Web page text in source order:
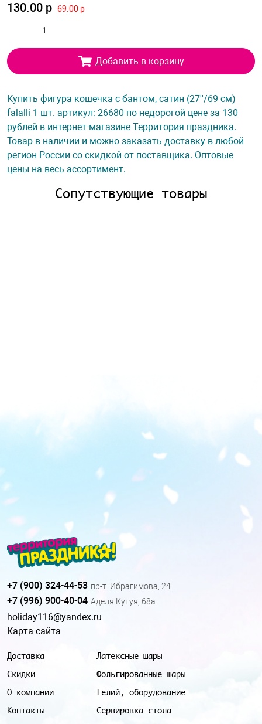
130.00 р 69.00 р
Добавить в корзину
Купить фигура кошечка с бантом, сатин (27''/69 см)
falalli 1 шт. артикул: 26680 по недорогой цене за 130
рублей в интернет-магазине Территория праздника.
Товар в наличии и можно заказать доставку в любой
регион России со скидкой от поставщика. Оптовые
цены на весь ассортимент.
Сопутствующие товары
Доставка
Скидки
О компании
Контакты
Латексные шары
Фольгированные шары
Гелий, оборудование
Сервировка стола
+7 (900) 324-44-53 пр-т. Ибрагимова, 24
+7 (996) 900-40-04 Аделя Кутуя, 68а
holiday116@yandex.ru
Карта сайта